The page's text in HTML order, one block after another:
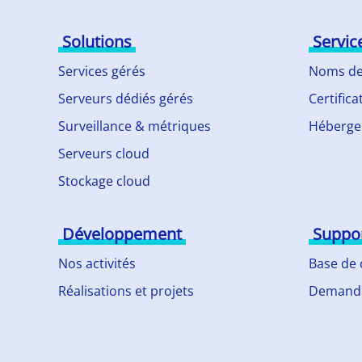
Solutions
Services gérés
Serveurs dédiés gérés
Surveillance & métriques
Serveurs cloud
Stockage cloud
Noms
Développement
Nos activités
Réalisations et projets
Base de